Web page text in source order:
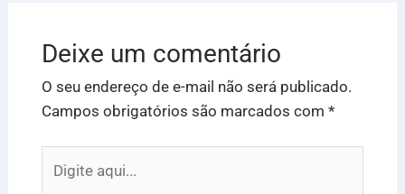
Deixe um comentário
O seu endereço de e-mail não será publicado.
Campos obrigatórios são marcados com *
aqui...